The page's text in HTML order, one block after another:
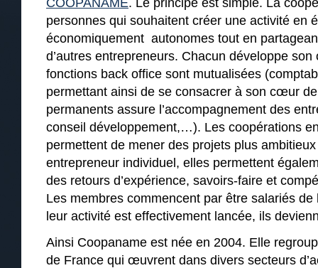
COOPANAME. Le principe est simple. La
personnes qui souhaitent créer une activité en
économiquement autonomes tout en
d’autres entrepreneurs. Chacun développe
fonctions back office sont mutualisées
permettant ainsi de se consacrer à son cœur
permanents assure l’accompagnement des
conseil développement,…). Les coopérations
permettent de mener des projets plus
entrepreneur individuel, elles permettent
des retours d’expérience, savoirs-faire et
Les membres commencent par être salariés
leur activité est effectivement lancée, ils
Ainsi Coopaname est née en 2004. Elle
de France qui œuvrent dans divers secteurs